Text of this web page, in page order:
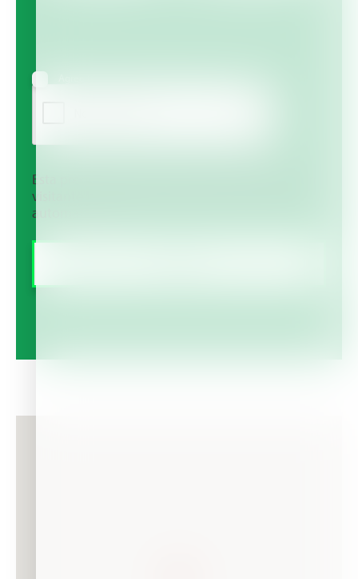
Esta pregunta es para comprobar si usted es un
visitante humano y prevenir envíos de spam
automatizado.